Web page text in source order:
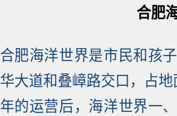
合肥
合肥海洋世界是市民和孩
华大道和叠嶂路交口，占
年的运营后，海洋世界一